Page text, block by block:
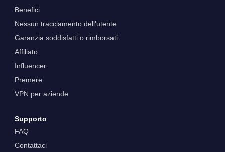
Benefici
Nessun tracciamento dell'utente
Garanzia soddisfatti o rimborsati
Affiliato
Influencer
Premere
VPN per aziende
Supporto
FAQ
Contattaci